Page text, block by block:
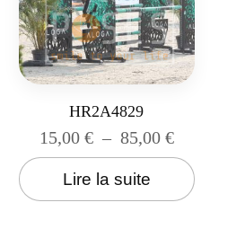
HR2A4829
15,00 € – 85,00 €
Lire la suite